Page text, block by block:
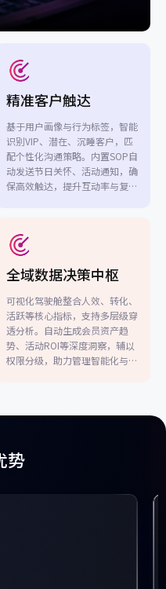
精准客户触达
基于用户画像与行为标签，智能
识别VIP、潜在、沉睡客户，匹
配个性化沟通策略。内置SOP自
动发送节日关怀、活动通知，确
保高效触达，提升互动率与复
全域数据决策中枢
可视化驾驶舱整合人效、转化、
活跃等核心指标，支持多层级穿
透分析。自动生成会员资产趋
势、活动ROI等深度洞察，辅以
权限分级，助力管理智能化与科
势